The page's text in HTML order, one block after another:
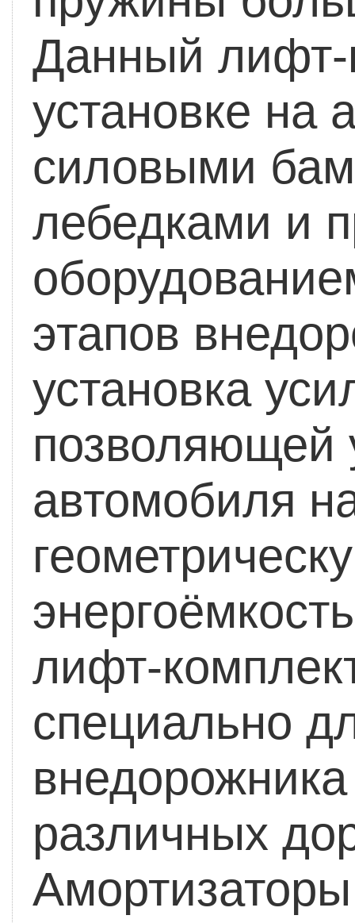
Данный лифт-
установке на
силовыми
лебедками и
этапов
установка
позволяющей
автомобиля
лифт-
специально
различных